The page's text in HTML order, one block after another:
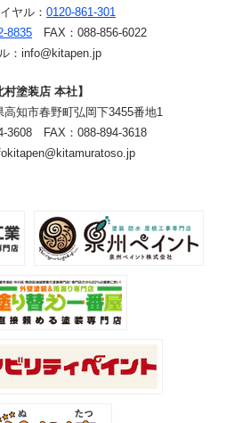
ヤル： 0120-861-301
8835 FAX：088-856-6022
：info@kitapen.jp
村塗装店 本社】
高知市春野町弘岡下3455番地1
3608 FAX：088-894-3618